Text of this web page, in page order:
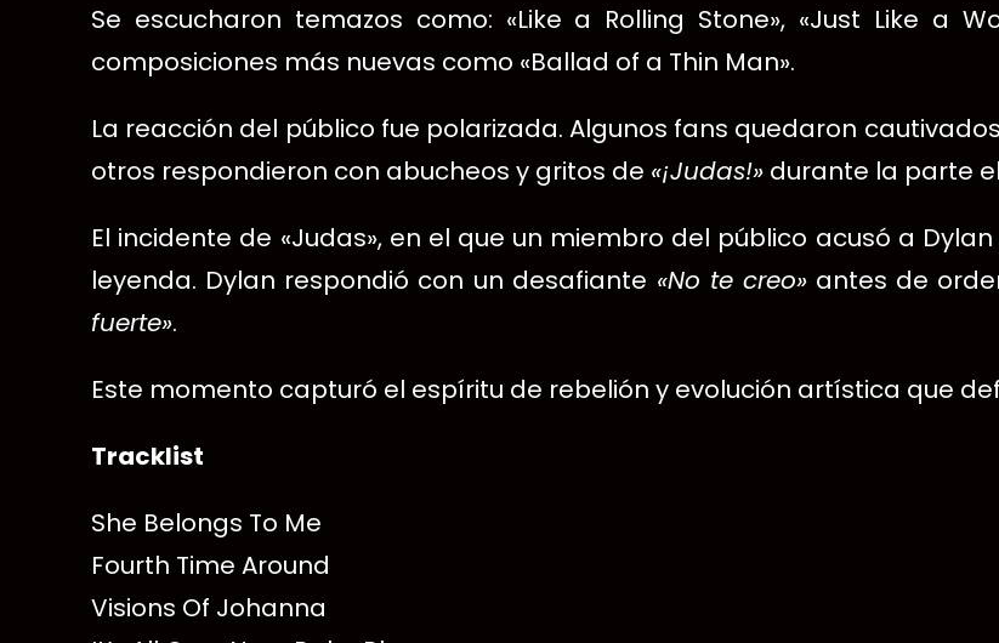
Se escucharon temazos como: «Like a Rolling Stone», «Just Like a
composiciones más nuevas como «Ballad of a Thin Man».
La reacción del público fue polarizada. Algunos fans quedaron
otros respondieron con abucheos y gritos de «¡Judas!» durante la parte
El incidente de «Judas», en el que un miembro del público acusó a
leyenda. Dylan respondió con un desafiante «No te creo»antes de
fuerte».
Este momento capturó el espíritu de rebelión y evolución artística que
Tracklist
She Belongs To Me
Fourth Time Around
Visions Of Johanna